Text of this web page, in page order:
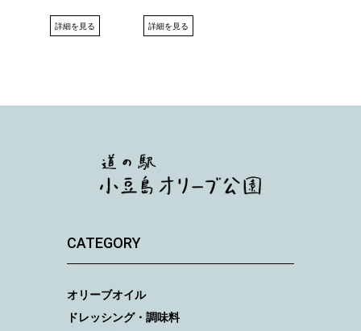
詳細を見る 詳細を見る
CATEGORY
オリーブオイル
ドレッシング・調味料